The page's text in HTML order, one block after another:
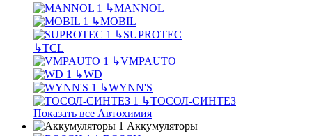
↳MANNOL
↳MOBIL
↳SUPROTEC
↳TCL
↳VMPAUTO
↳WD
↳WYNN'S
↳ТОСОЛ-СИНТЕЗ
Показать все Автохимия
Аккумуляторы